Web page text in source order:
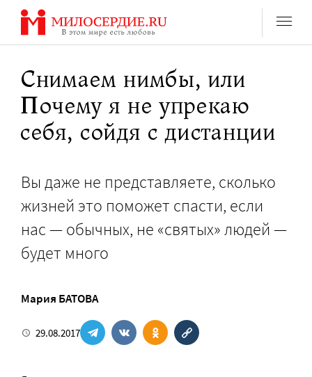
Перейти
содержанию
Снимаем нимбы, или
Почему я не упрекаю
себя, сойдя с дистанции
Вы даже не представляете, сколько
жизней это поможет спасти, если
нас — обычных, не «святых» людей —
будет много
Мария БАТОВА
29.08.2017